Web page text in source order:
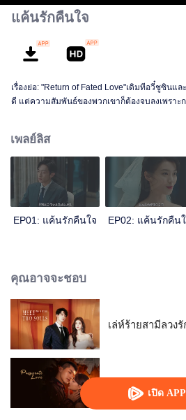
เปิด APP
แค้นรักคืนใจ
เรื่องย่อ: "Return of Fated Love"เดิมทีอวี๋ชูซินแ
ดี แต่ความสัมพันธ์ของพวกเขาก็ต้องจบลงเพรา
ใจแกล้งความจำเสื่อม
เพลย์ลิส
EP01: แค้นรักคืนใจ EP02: แค้นรักคืน
คุณอาจจะชอบ
เล่ห์ร้ายสามีลวงรั